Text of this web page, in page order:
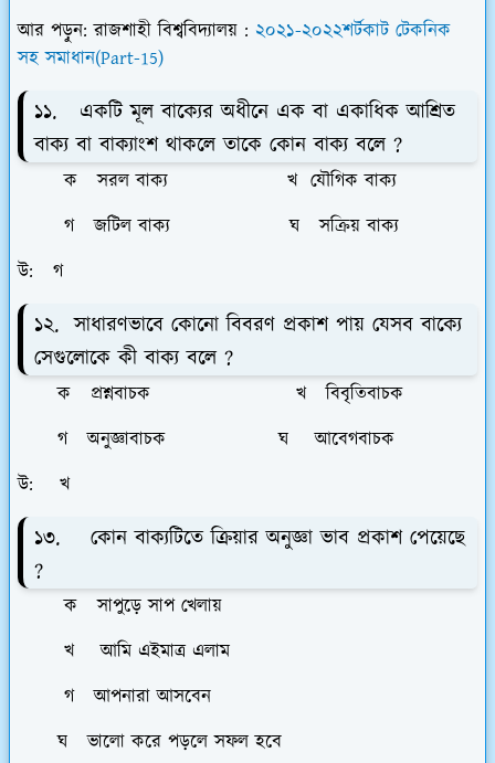
আর পড়ুন: রাজশাহী বিশ্ববিদ্যালয় : ২০২১-২০২২শর্টকাট টেকনিক
সহ সমাধান(Part-15)
১১. একটি মূল বাক্যের অধীনে এক বা একাধিক আশ্রিত
বাক্য বা বাক্যাংশ থাকলে তাকে কোন বাক্য বলে ?
ক সরল বাক্য খ যৌগিক বাক্য
গ জটিল বাক্য ঘ সক্রিয় বাক্য
উ: গ
১২. সাধারণভাবে কোনো বিবরণ প্রকাশ পায় যেসব বাক্যে
সেগুলোকে কী বাক্য বলে ?
ক প্রশ্নবাচক খ বিবৃতিবাচক
গ অনুজ্ঞাবাচক ঘ আবেগবাচক
উ: খ
১৩. কোন বাক্যটিতে ক্রিয়ার অনুজ্ঞা ভাব প্রকাশ পেয়েছে
?
ক সাপুড়ে সাপ খেলায়
খ আমি এইমাত্র এলাম
গ আপনারা আসবেন
ঘ ভালো করে পড়লে সফল হবে